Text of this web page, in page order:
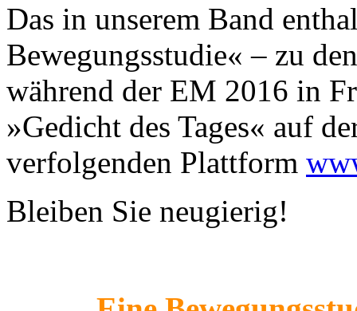
Das in unserem Band
Bewegungsstudie« – zu
während der EM 2016 in
»Gedicht des Tages« auf
verfolgenden Plattform
Bleiben Sie neugierig!